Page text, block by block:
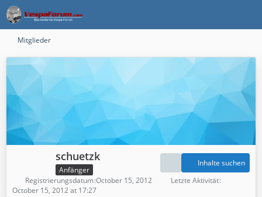
Mitglieder
schuetzk
Anfänger
Inhalte suchen
Registrierungsdatum October 15, 2012
Letzte Aktivität
October 15, 2012 at 17:27